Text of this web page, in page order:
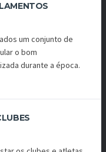
um conjunto de
o bom
durante a época.